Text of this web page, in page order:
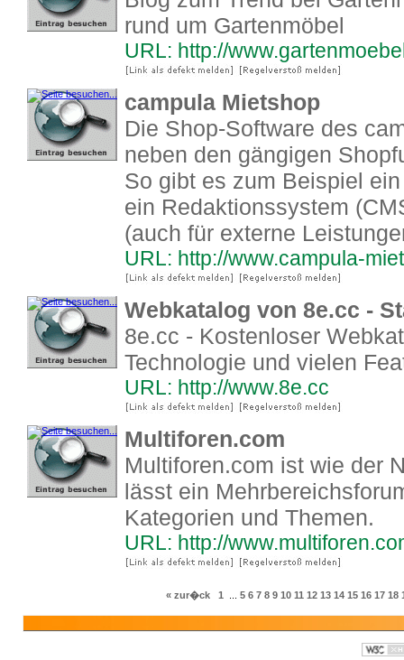
rund um Gartenmöbel
URL: http://
campula Mietshop
Die Shop-Software des
neben den gängigen
So gibt es zum Beispiel
ein Redaktionssystem
(auch für externe
URL: http://www.campula-
Webkatalog von 8e.cc -
8e.cc - Kostenloser
Technologie und vielen
URL: http://www.8e.cc
Multiforen.com
Multiforen.com ist wie der
lässt ein
Kategorien und Themen.
URL: http://
« zur�ck 1 5 6 7 8 9 10 11 12 13 14 15 16 17 18